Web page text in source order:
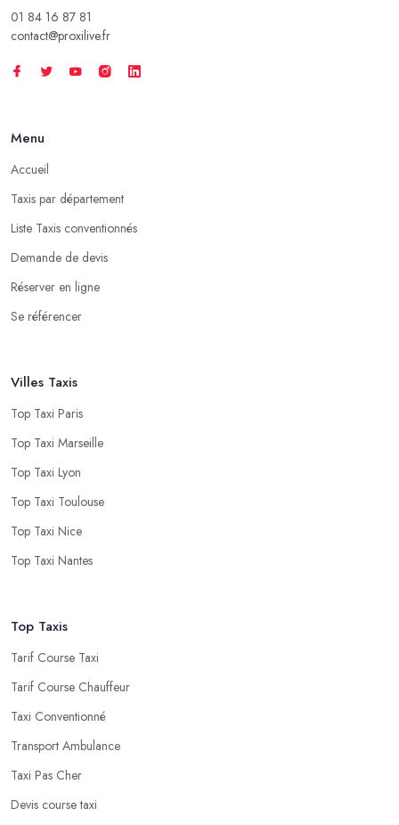
01 84 16 87 81
contact@proxilive.fr
Menu
Accueil
Taxis par département
Liste Taxis conventionnés
Demande de devis
Réserver en ligne
Se référencer
Villes Taxis
Top Taxi Paris
Top Taxi Marseille
Top Taxi Lyon
Top Taxi Toulouse
Top Taxi Nice
Top Taxi Nantes
Top Taxis
Tarif Course Taxi
Tarif Course Chauffeur
Taxi Conventionné
Transport Ambulance
Taxi Pas Cher
Devis course taxi